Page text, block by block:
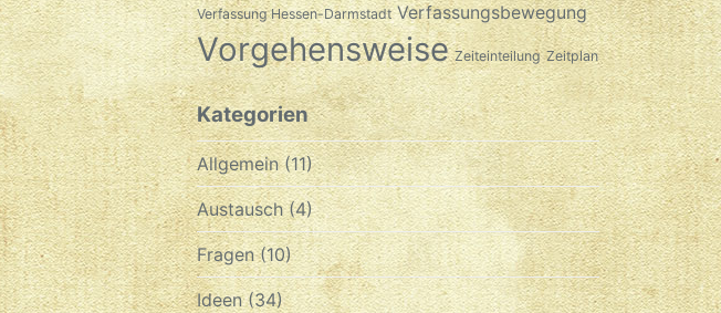
Verfassung Hessen-Darmstadt Verfassungsbewegung
Vorgehensweise Zeiteinteilung Zeitplan
Kategorien
Allgemein(11)
Austausch(4)
Fragen(10)
Ideen(34)